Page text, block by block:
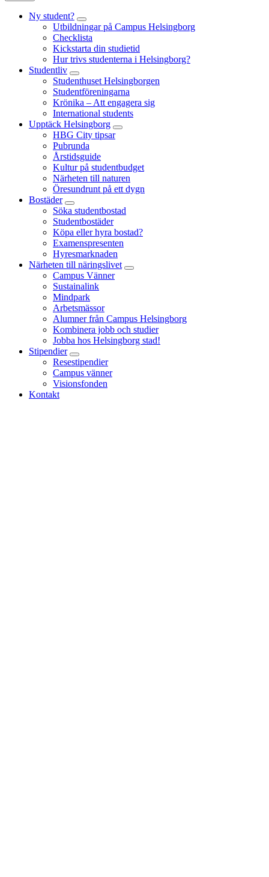
Ny student?
Utbildningar på Campus Helsingborg
Checklista
Kickstarta din studietid
Hur trivs studenterna i Helsingborg?
Studentliv
Studenthuset Helsingborgen
Studentföreningarna
Krönika – Att engagera sig
International students
Upptäck Helsingborg
HBG City tipsar
Pubrunda
Årstidsguide
Kultur på studentbudget
Närheten till naturen
Öresundrunt på ett dygn
Bostäder
Söka studentbostad
Studentbostäder
Köpa eller hyra bostad?
Examenspresenten
Hyresmarknaden
Närheten till näringslivet
Campus Vänner
Sustainalink
Mindpark
Arbetsmässor
Alumner från Campus Helsingborg
Kombinera jobb och studier
Jobba hos Helsingborg stad!
Stipendier
Resestipendier
Campus vänner
Visionsfonden
Kontakt